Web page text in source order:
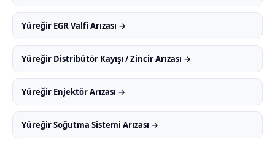
Yüreğir EGR Valfi Arızası →
Yüreğir Distribütör Kayışı / Zincir Arızası →
Yüreğir Enjektör Arızası →
Yüreğir Soğutma Sistemi Arızası →